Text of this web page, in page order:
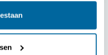
€ 36,00 per jaar